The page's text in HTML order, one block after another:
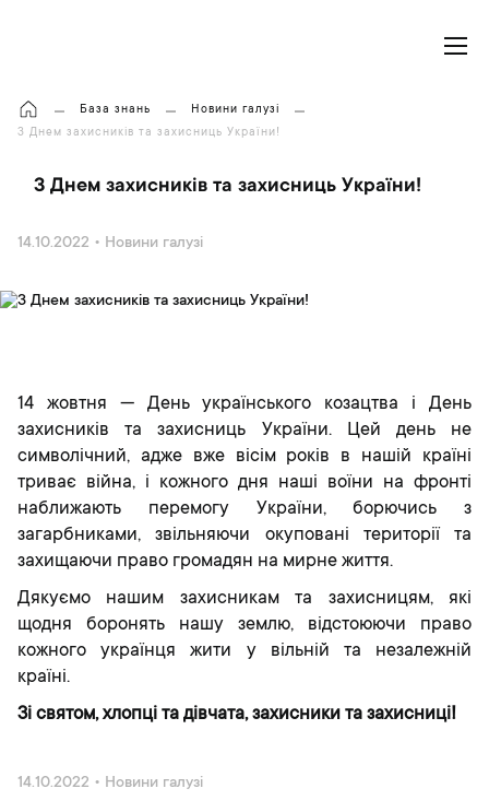
База знань
Новини галузі
З Днем захисників та захисниць України!
З Днем захисників та захисниць України!
14.10.2022 • Новини галузі
14 жовтня — День українського козацтва і День
захисників та захисниць України. Цей день не
символічний, адже вже вісім років в нашій країні
триває війна, і кожного дня наші воїни на фронті
наближають перемогу України, борючись з
загарбниками, звільняючи окуповані території та
захищаючи право громадян на мирне життя.
Дякуємо нашим захисникам та захисницям, які
щодня боронять нашу землю, відстоюючи право
кожного українця жити у вільній та незалежній
країні.
Зі святом, хлопці та дівчата, захисники та захисниці!
14.10.2022 • Новини галузі